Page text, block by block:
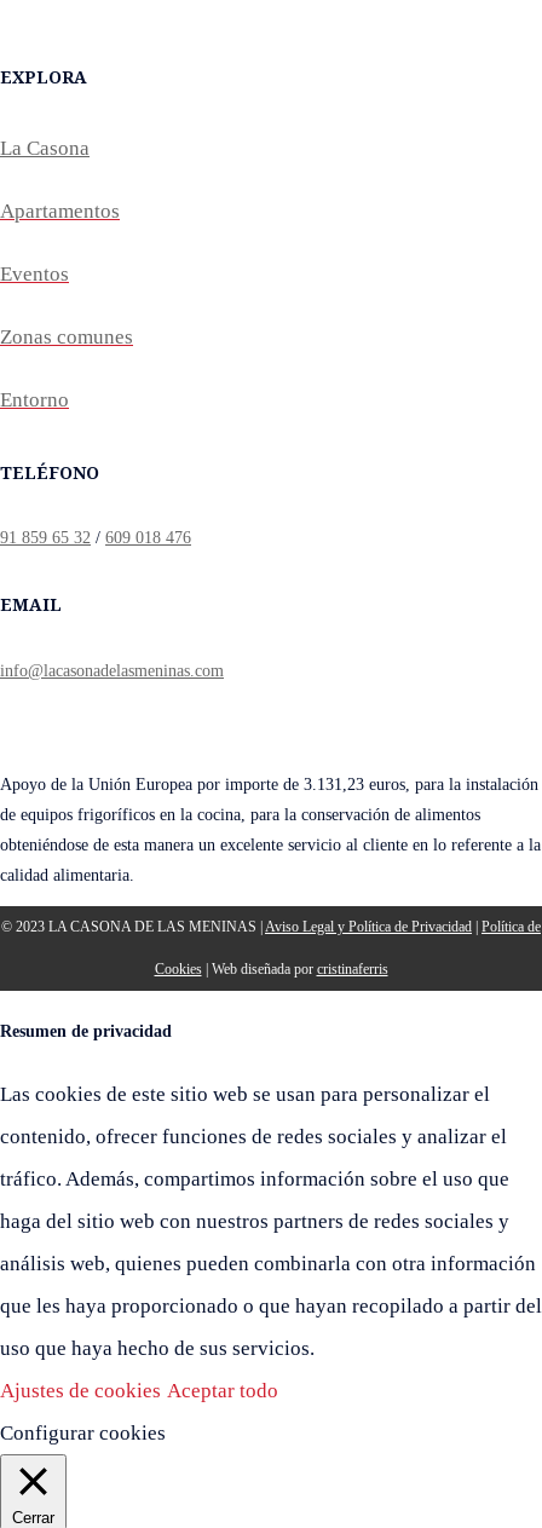
EXPLORA
La Casona
Apartamentos
Eventos
Zonas comunes
Entorno
TELÉFONO
91 859 65 32 / 609 018 476
EMAIL
info@lacasonadelasmeninas.com
Apoyo de la Unión Europea por importe de 3.131,23 euros, para la instalación
de equipos frigoríficos en la cocina, para la conservación de alimentos
obteniéndose de esta manera un excelente servicio al cliente en lo referente a la
calidad alimentaria.
© 2023 LA CASONA DE LAS MENINAS | Aviso Legal y Política de Privacidad | Política de
Cookies| Web diseñada por cristinaferris
Resumen de privacidad
Las cookies de este sitio web se usan para personalizar el
contenido, ofrecer funciones de redes sociales y analizar el
tráfico. Además, compartimos información sobre el uso que
haga del sitio web con nuestros partners de redes sociales y
análisis web, quienes pueden combinarla con otra información
que les haya proporcionado o que hayan recopilado a partir del
uso que haya hecho de sus servicios.
Ajustes de cookies Aceptar todo
Configurar cookies
Cerrar